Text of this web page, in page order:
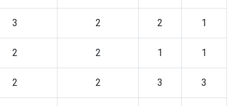
3 2 2 1
2 2 1 1
2 2 3 3